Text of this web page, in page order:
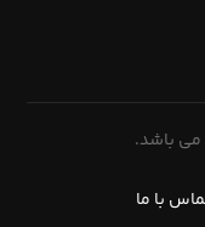
می باشد.
با ما